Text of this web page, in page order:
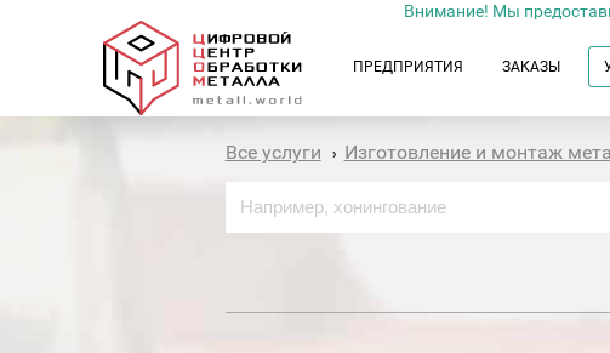
Внимание! Мы
ПРЕДПРИЯТИЯ ЗАКАЗЫ
Все услуги › Изготовление и монтаж